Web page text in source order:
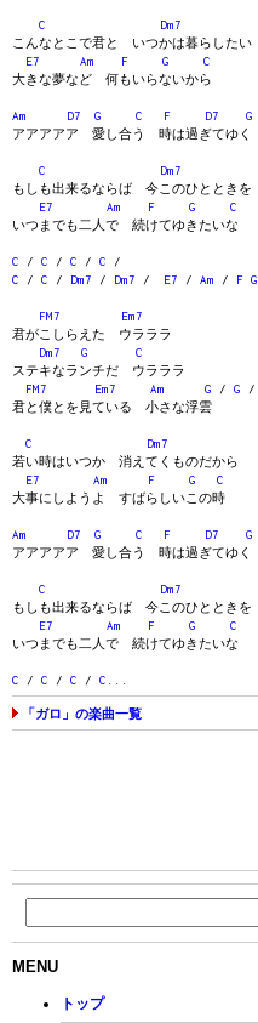
C
Dm7
こんなとこで君と いつかは暮らしたい
E7
Am F G
C
大きな夢など 何もいらないから
Am D7 G C F D7 G
アアアアア 愛し合う 時は過ぎてゆく
C
Dm7
もしも出来るならば 今このひとときを
E7
Am F G
C
いつまでも二人で 続けてゆきたいな
C / C / C / C /
C / C / Dm7 / Dm7 / E7 / Am / F G
FM7
Em7
君がこしらえた ウラララ
Dm7
G
C
ステキなランチだ ウラララ
FM7
Em7 Am G / G /
君と僕とを見ている 小さな浮雲
C
Dm7
若い時はいつか 消えてくものだから
E7
Am F G
C
大事にしようよ すばらしいこの時
Am D7 G C F D7 G
アアアアア 愛し合う 時は過ぎてゆく
C
Dm7
もしも出来るならば 今このひとときを
E7
Am F G
C
いつまでも二人で 続けてゆきたいな
C / C / C / C
「ガロ」の楽曲一覧
MENU
トップ